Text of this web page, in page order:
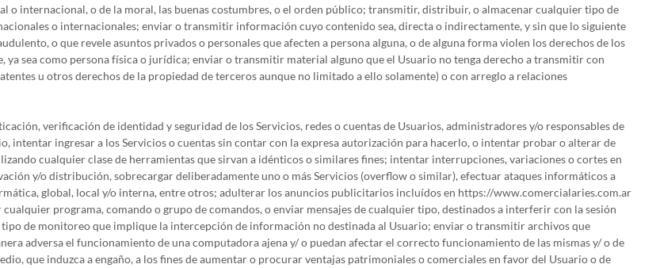
o internacional, o de la moral, las buenas costumbres, o el orden público; transmitir, distribuir, o almacenar cualquier tipo de
o internacionales; enviar o transmitir información cuyo contenido sea, directa o indirectamente, y sin que lo siguiente
o que revele asuntos privados o personales que afecten a persona alguna, o de alguna forma violen los derechos de los
sea como persona física o jurídica; enviar o transmitir material alguno que el Usuario no tenga derecho a transmitir con
u otros derechos de la propiedad de terceros aunque no limitado a ello solamente) o con arreglo a relaciones
verificación de identidad y seguridad de los Servicios, redes o cuentas de Usuarios, administradores y/o responsables de
intentar ingresar a los Servicios o cuentas sin contar con la expresa autorización para hacerlo, o intentar probar o alterar de
cualquier clase de herramientas que sirvan a idénticos o similares fines; intentar interrupciones, variaciones o cortes en
y/o distribución, sobrecargar deliberadamente uno o más Servicios (overflow o similar), efectuar ataques informáticos a
global, local y/o interna, entre otros; adulterar los anuncios publicitarios incluídos en https://www.comercialaries.com.ar
programa, comando o grupo de comandos, o enviar mensajes de cualquier tipo, destinados a interferir con la sesión
de monitoreo que implique la intercepción de información no destinada al Usuario; enviar o transmitir archivos que
adversa el funcionamiento de una computadora ajena y/ o puedan afectar el correcto funcionamiento de las mismas y/ o de
que induzca a engaño, a los fines de aumentar o procurar ventajas patrimoniales o comerciales en favor del Usuario o de